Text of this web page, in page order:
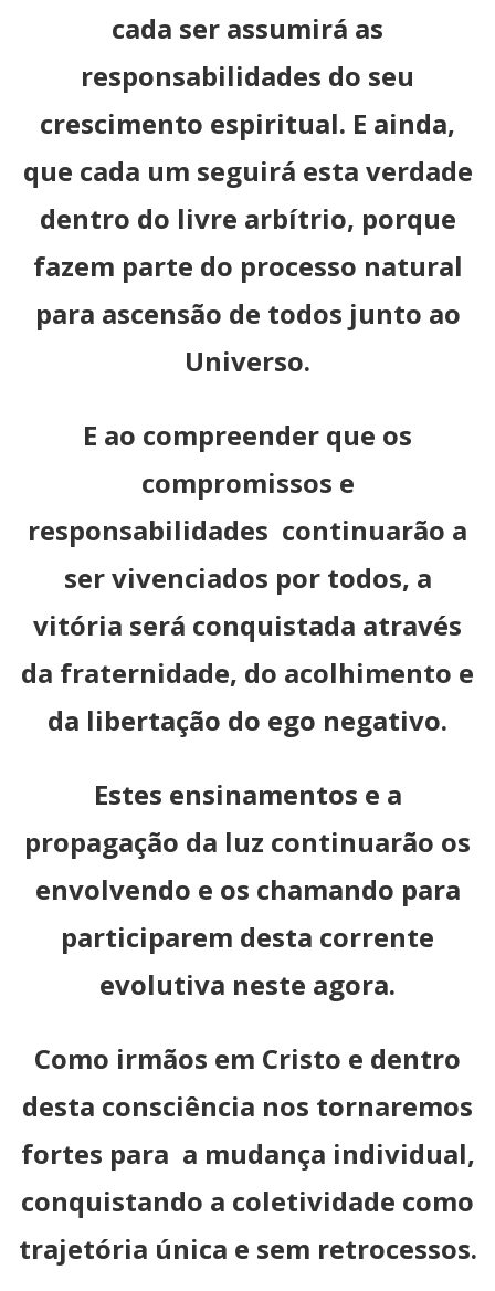
cada ser assumirá as
responsabilidades do seu
crescimento espiritual. E ainda,
que cada um seguirá esta verdade
dentro do livre arbítrio, porque
fazem parte do processo natural
para ascensão de todos junto ao
Universo.
E ao compreender que os
compromissos e
responsabilidades continuarão a
ser vivenciados por todos, a
vitória será conquistada através
da fraternidade, do acolhimento e
da libertação do ego negativo.
Estes ensinamentos e a
propagação da luz continuarão os
envolvendo e os chamando para
participarem desta corrente
evolutiva neste agora.
Como irmãos em Cristo e dentro
desta consciência nos tornaremos
fortes para a mudança individual,
conquistando a coletividade como
trajetória única e sem retrocessos.